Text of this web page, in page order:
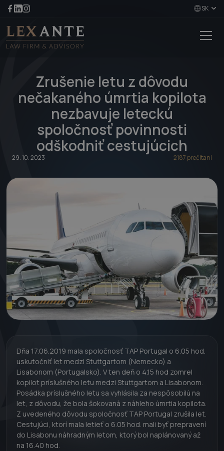
SK
Zrušenie letu z dôvodu
nečakaného úmrtia kopilota
nezbavuje leteckú
spoločnosť povinnosti
odškodniť cestujúcich
29. 10. 2023 2187 prečítaní
Dňa 17.06.2019 mala spoločnosť TAP Portugal o 6.05 hod.
uskutočniť let medzi Stuttgartom (Nemecko) a
Lisabonom (Portugalsko). V ten deň o 4.15 hod zomrel
kopilot príslušného letu medzi Stuttgartom a Lisabonom.
Posádka príslušného letu sa vyhlásila za nespôsobilú na
let, z dôvodu, že bola šokovaná z náhleho úmrtia kopilota.
Z uvedeného dôvodu spoločnosť TAP Portugal zrušila let.
Cestujúci, ktorí mala letieť o 6.05 hod. mali byť prepravení
do Lisabonu náhradným letom, ktorý bol naplánovaný až
na 16.40 hod.